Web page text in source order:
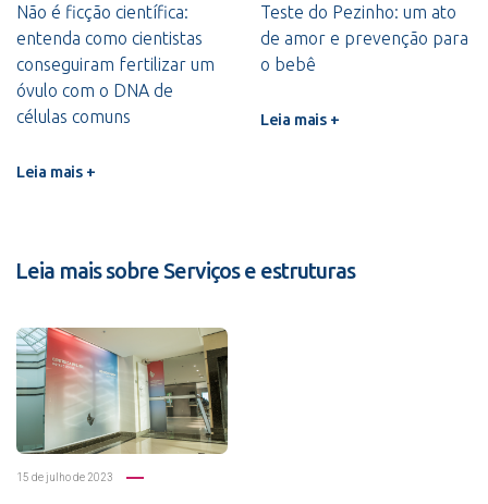
Não é ficção científica:
entenda como cientistas
conseguiram fertilizar um
óvulo com o DNA de
células comuns
Leia mais +
Teste do Pezinho: um ato
de amor e prevenção para
o bebê
Leia mais +
Leia mais sobre Serviços e estruturas
15 de julho de 2023